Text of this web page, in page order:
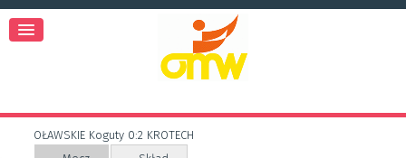
OŁAWSKIE Koguty 0:2 KROTECH